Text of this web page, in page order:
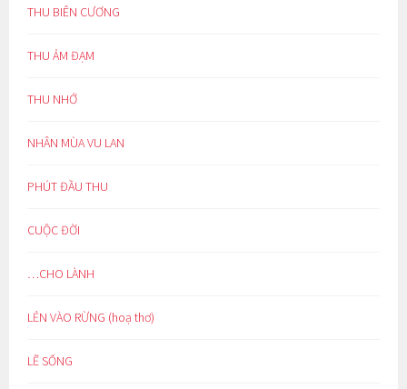
THU BIÊN CƯƠNG
THU ẢM ĐẠM
THU NHỚ
NHÂN MÙA VU LAN
PHÚT ĐẦU THU
CUỘC ĐỜI
…CHO LÀNH
LẺN VÀO RỪNG (hoạ thơ)
LẼ SỐNG